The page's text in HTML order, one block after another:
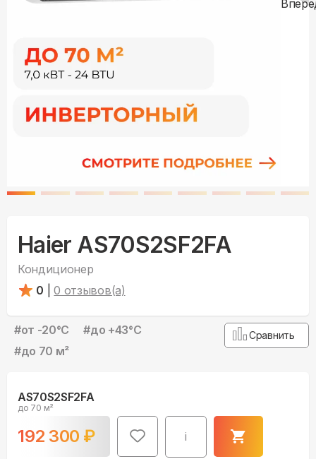
Haier AS70S2SF2FA
Кондиционер
0
0 отзывов(а)
#от -20°С #до +43°С
#до 70 м²
Сравнить
AS70S2SF2FA
до 70 м²
192 300 ₽ i